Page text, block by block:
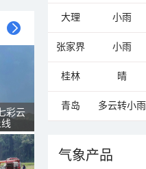
彩云
大理 小雨
张家界 小雨
桂林 晴
青岛 多云转小雨
气象产品